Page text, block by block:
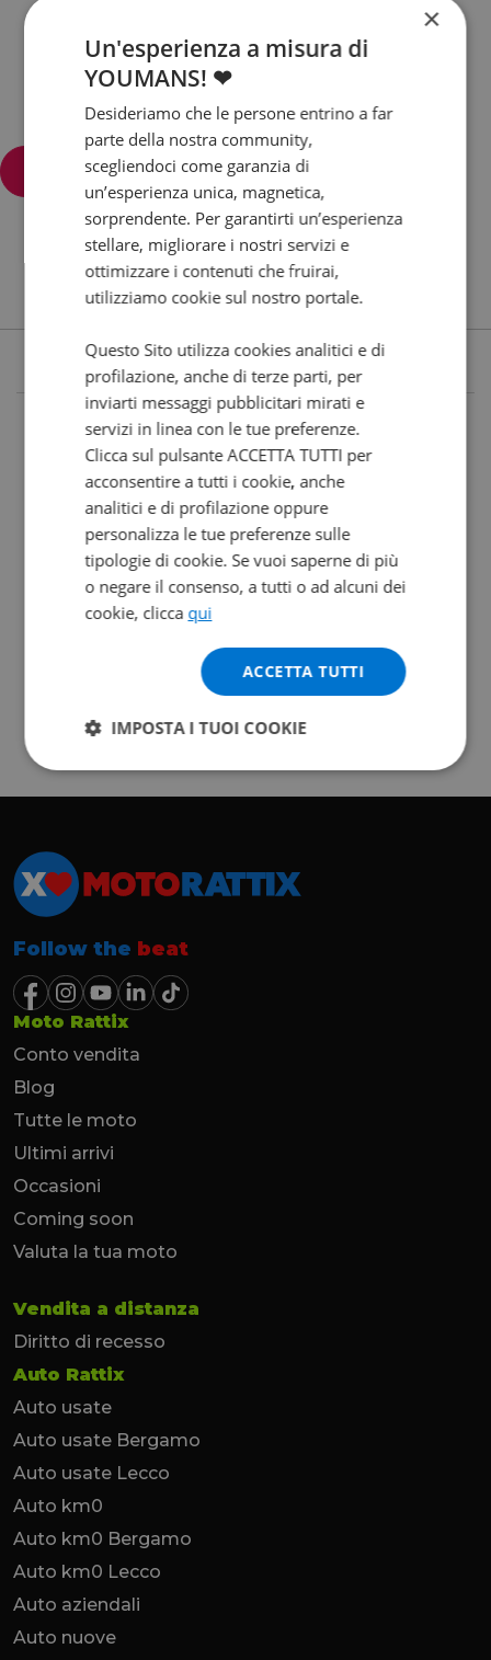
Filtra e ordina
Follow the beat
Moto Rattix
Conto vendita
Blog
Tutte le moto
Ultimi arrivi
Occasioni
Coming soon
Valuta la tua moto
Vendita a distanza
Diritto di recesso
Auto Rattix
Auto usate
Auto usate Bergamo
Auto usate Lecco
Auto km0
Auto km0 Bergamo
Auto km0 Lecco
Auto aziendali
Auto nuove
×
Un'esperienza a misura di
YOUMANS! ❤
Desideriamo che le persone entrino a far
parte della nostra community,
scegliendoci come garanzia di
un’esperienza unica, magnetica,
sorprendente. Per garantirti un’esperienza
stellare, migliorare i nostri servizi e
ottimizzare i contenuti che fruirai,
utilizziamo cookie sul nostro portale.
Questo Sito utilizza cookies analitici e di
profilazione, anche di terze parti, per
inviarti messaggi pubblicitari mirati e
servizi in linea con le tue preferenze.
Clicca sul pulsante ACCETTA TUTTI per
acconsentire a tutti i cookie, anche
analitici e di profilazione oppure
personalizza le tue preferenze sulle
tipologie di cookie. Se vuoi saperne di più
o negare il consenso, a tutti o ad alcuni dei
cookie, clicca qui
ACCETTA TUTTI
IMPOSTA I TUOI COOKIE